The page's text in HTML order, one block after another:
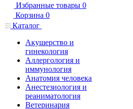
Избранные товары 0
Корзина 0
Каталог
Акушерство и
гинекология
Аллергология и
иммунология
Анатомия человека
Анестезиология и
реаниматология
Ветеринария